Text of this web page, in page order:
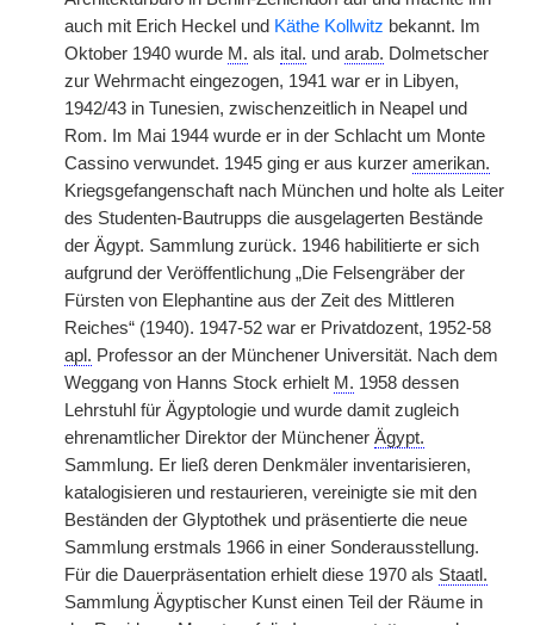
auch mit Erich Heckel und Käthe Kollwitz bekannt. Im
Oktober 1940 wurde M. als ital. und arab. Dolmetscher
zur Wehrmacht eingezogen, 1941 war er in Libyen,
1942/43 in Tunesien, zwischenzeitlich in Neapel und
Rom. Im Mai 1944 wurde er in der Schlacht um Monte
Cassino verwundet. 1945 ging er aus kurzer amerikan.
Kriegsgefangenschaft nach München und holte als Leiter
des Studenten-Bautrupps die ausgelagerten Bestände
der Ägypt. Sammlung zurück. 1946 habilitierte er sich
aufgrund der Veröffentlichung „Die Felsengräber der
Fürsten von Elephantine aus der Zeit des Mittleren
Reiches“ (1940). 1947-52 war er Privatdozent, 1952-58
apl. Professor an der Münchener Universität. Nach dem
Weggang von Hanns Stock erhielt M. 1958 dessen
Lehrstuhl für Ägyptologie und wurde damit zugleich
ehrenamtlicher Direktor der Münchener Ägypt.
Sammlung. Er ließ deren Denkmäler inventarisieren,
katalogisieren und restaurieren, vereinigte sie mit den
Beständen der Glyptothek und präsentierte die neue
Sammlung erstmals 1966 in einer Sonderausstellung.
Für die Dauerpräsentation erhielt diese 1970 als Staatl.
Sammlung Ägyptischer Kunst einen Teil der Räume in